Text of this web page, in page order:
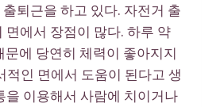
퇴근을 하고 있다. 자전거 출
면에서 장점이 많다. 하루 약
에 당연히 체력이 좋아지지
적인 면에서 도움이 된다고 생
을 이용해서 사람에 치이거나